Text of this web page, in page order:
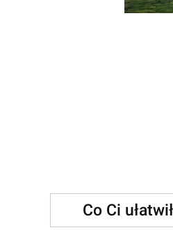
Co Ci